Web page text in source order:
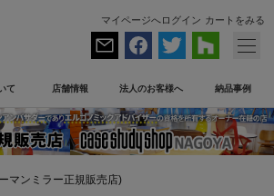
マイページへログイン カートをみる
て 店舗情報 法人のお客様へ 納品事例
マンミラー正規販売店)